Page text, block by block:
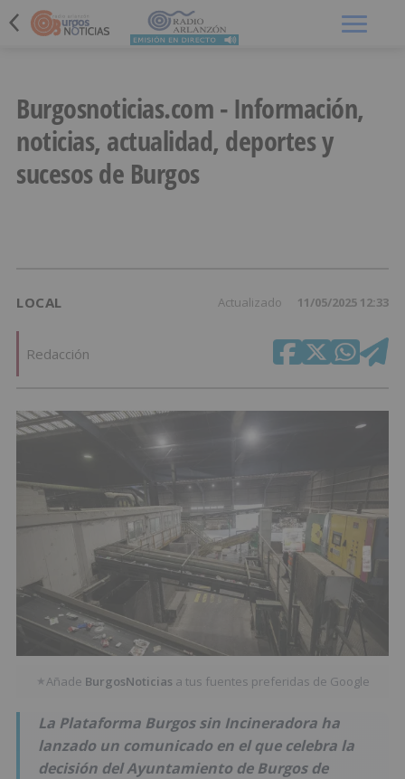
Burgosnoticias.com - Información,
noticias, actualidad, deportes y
sucesos de Burgos
LOCAL Actualizado 11/05/2025 12:33
Redacción
★Añade BurgosNoticias a tus fuentes preferidas de Google
La Plataforma Burgos sin Incineradora ha
lanzado un comunicado en el que celebra la
decisión del Ayuntamiento de Burgos de